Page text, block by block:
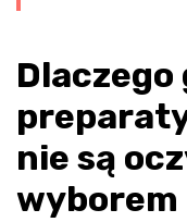
nie są
wyborem